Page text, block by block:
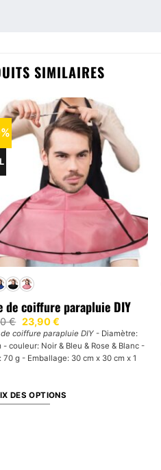
SIMILAIRES
de coiffure parapluie DIY
€ Le
prix
initial
était :
34,00 €.
23,90€Le
prix
actuel
est :
23,90 €.
coiffure parapluie DIY - Diamètre:
- couleur: Noir & Bleu & Rose & Blanc -
70 g - Emballage: 30 cm x 30 cm x 1
DES OPTIONS